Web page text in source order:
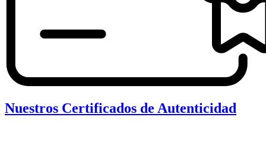
Nuestros Certificados de Autenticidad